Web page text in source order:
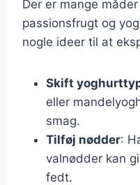
Der er mange
passionsfrugt og
nogle ideer til at
Skift
eller
smag.
Tilføj nødder:
valnødder kan
fedt.